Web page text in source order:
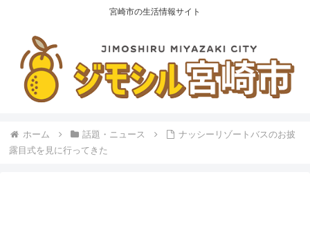
宮崎市の生活情報サイト
ホーム 話題・ニュース
ナッシーリゾートバスのお披
露目式を見に行ってきた